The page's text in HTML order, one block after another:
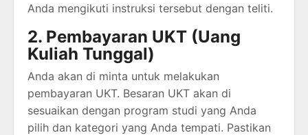
Anda mengikuti instruksi tersebut dengan teliti.
2. Pembayaran UKT (Uang
Kuliah Tunggal)
Anda akan di minta untuk melakukan
pembayaran UKT. Besaran UKT akan di
sesuaikan dengan program studi yang Anda
pilih dan kategori yang Anda tempati. Pastikan